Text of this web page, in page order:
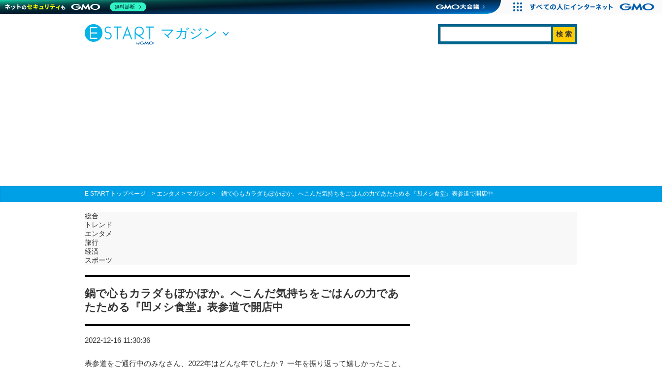
マガジン
E START トップページ > エンタメ > マガジン > 鍋で心もカラダもぽかぽか。へこんだ気持ちをごはんの力であたためる『凹メシ食堂』表参道で開店中
総合
トレンド
エンタメ
旅行
経済
スポーツ
鍋で心もカラダもぽかぽか。へこんだ気持ちをごはんの力であ
たためる『凹メシ食堂』表参道で開店中
2022-12-16 11:30:36
表参道をご通行中のみなさん、2022年はどんな年でしたか？ 一年を振り返って嬉しかったこと、
無料診断